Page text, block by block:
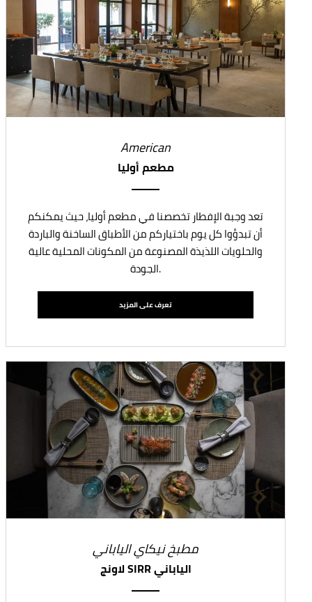
American
مطعم أوليا
تعد وجبة الإفطار تخصصنا في مطعم أوليا، حيث يمكنكم
أن تبدؤوا كل يوم باختياركم من الأطباق الساخنة والباردة
والحلويات اللذيذة المصنوعة من المكونات المحلية عالية
الجودة.
تعرف على المزيد
مطبخ نيكاي الياباني
لاونج SIRR الياباني